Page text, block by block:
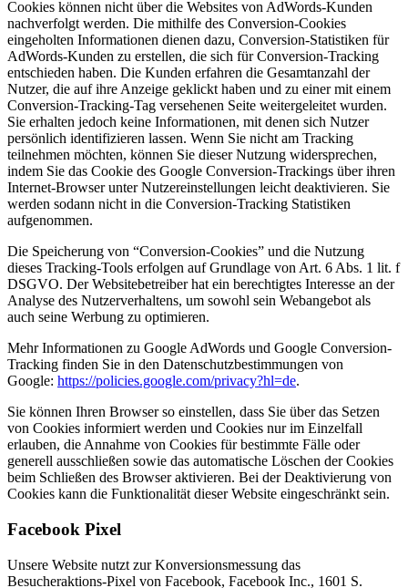
Cookies können nicht über die Websites von AdWords-Kunden
nachverfolgt werden. Die mithilfe des Conversion-Cookies
eingeholten Informationen dienen dazu, Conversion-Statistiken für
AdWords-Kunden zu erstellen, die sich für Conversion-Tracking
entschieden haben. Die Kunden erfahren die Gesamtanzahl der
Nutzer, die auf ihre Anzeige geklickt haben und zu einer mit einem
Conversion-Tracking-Tag versehenen Seite weitergeleitet wurden.
Sie erhalten jedoch keine Informationen, mit denen sich Nutzer
persönlich identifizieren lassen. Wenn Sie nicht am Tracking
teilnehmen möchten, können Sie dieser Nutzung widersprechen,
indem Sie das Cookie des Google Conversion-Trackings über ihren
Internet-Browser unter Nutzereinstellungen leicht deaktivieren. Sie
werden sodann nicht in die Conversion-Tracking Statistiken
aufgenommen.
Die Speicherung von “Conversion-Cookies” und die Nutzung
dieses Tracking-Tools erfolgen auf Grundlage von Art. 6 Abs. 1 lit. f
DSGVO. Der Websitebetreiber hat ein berechtigtes Interesse an der
Analyse des Nutzerverhaltens, um sowohl sein Webangebot als
auch seine Werbung zu optimieren.
Mehr Informationen zu Google AdWords und Google Conversion-
Tracking finden Sie in den Datenschutzbestimmungen von
Google: https://policies.google.com/privacy?hl=de.
Sie können Ihren Browser so einstellen, dass Sie über das Setzen
von Cookies informiert werden und Cookies nur im Einzelfall
erlauben, die Annahme von Cookies für bestimmte Fälle oder
generell ausschließen sowie das automatische Löschen der Cookies
beim Schließen des Browser aktivieren. Bei der Deaktivierung von
Cookies kann die Funktionalität dieser Website eingeschränkt sein.
Facebook Pixel
Unsere Website nutzt zur Konversionsmessung das
Besucheraktions-Pixel von Facebook, Facebook Inc., 1601 S.